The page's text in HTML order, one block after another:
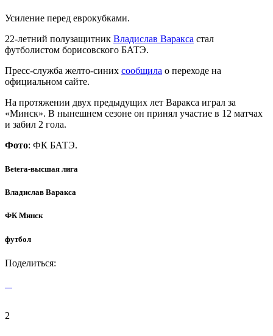
Усиление перед еврокубками.
22-летний полузащитник Владислав Варакса стал
футболистом борисовского БАТЭ.
Пресс-служба желто-синих сообщила о переходе на
официальном сайте.
На протяжении двух предыдущих лет Варакса играл за
«Минск». В нынешнем сезоне он принял участие в 12 матчах
и забил 2 гола.
Фото: ФК БАТЭ.
Betera-высшая лига
Владислав Варакса
ФК Минск
футбол
Поделиться:
2